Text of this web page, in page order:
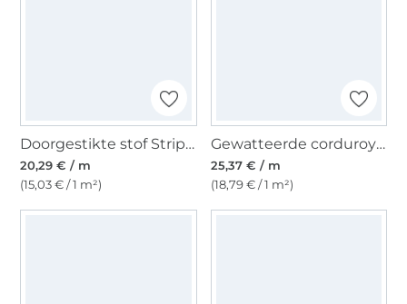
Doorgestikte stof Stripes, camel
20,29 € / m
(15,03 € / 1 m²)
Gewatteerde corduroy stof, donkergroen
25,37 € / m
(18,79 € / 1 m²)